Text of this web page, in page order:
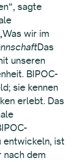
sagte
wir im
Das
unseren
BIPOC-
sie kennen
erlebt. Das
entwickeln, ist
dem